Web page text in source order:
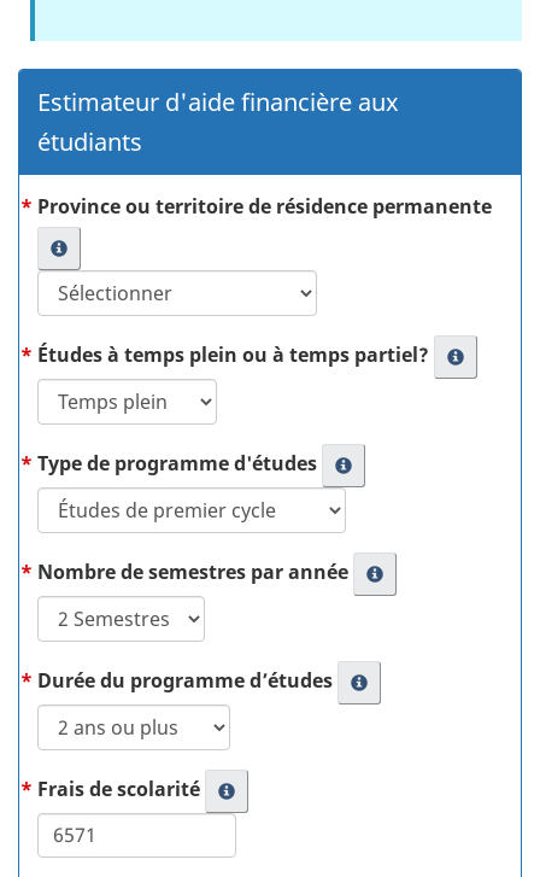
Estimateur d'aide financière aux
étudiants
Province ou territoire de résidence permanente
Études à temps plein ou à temps partiel?
Type de programme d'études
Nombre de semestres par année
Durée du programme d’études
Frais de scolarité